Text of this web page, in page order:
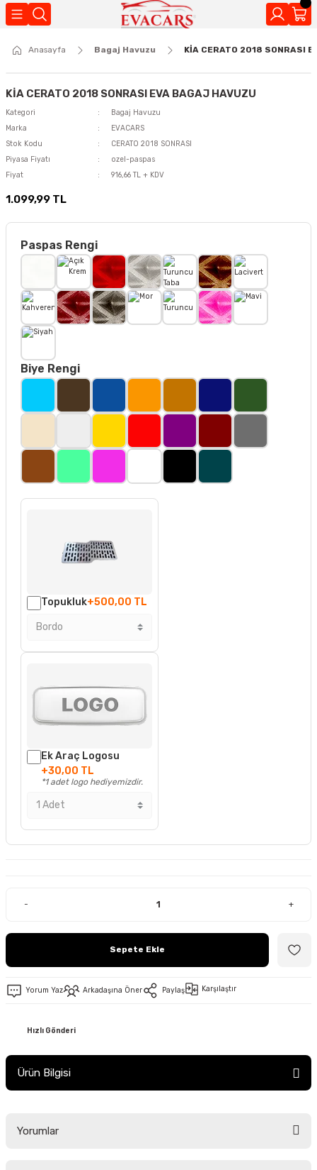
Geri Dön
Anasayfa Bagaj Havuzu KİA CERATO 2018 SONRASI
KİA CERATO 2018 SONRASI EVA BAGAJ HAVUZU
Kategori
Bagaj Havuzu
Marka
EVACARS
Stok Kodu
CERATO 2018 SONRASI
Piyasa Fiyatı
ozel-paspas
Fiyat
916,66 TL + KDV
1.099,99 TL
Paspas Rengi
Biye Rengi
Topukluk+500,00 TL
Ek Araç Logosu
+30,00 TL
*1 adet logo hediyemizdir.
- +
Sepete Ekle
Yorum Yaz Arkadaşına Öner Paylaş Karşılaştır
Hızlı Gönderi
Ürün Bilgisi
Yorumlar